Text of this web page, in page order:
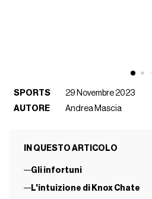
SPORTS
29 Novembre 2023
AUTORE
Andrea Mascia
IN QUESTO ARTICOLO
Gli infortuni
L'intuizione di Knox Chate